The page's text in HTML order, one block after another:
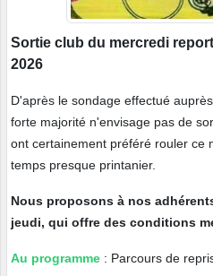
Sortie club du mercredi
2026
D'après le sondage effectué
forte majorité n'envisage pas de
ont certainement préféré rouler ce
temps presque printanier.
Nous proposons à nos
jeudi, qui offre des conditions
Au programme : Parcours de